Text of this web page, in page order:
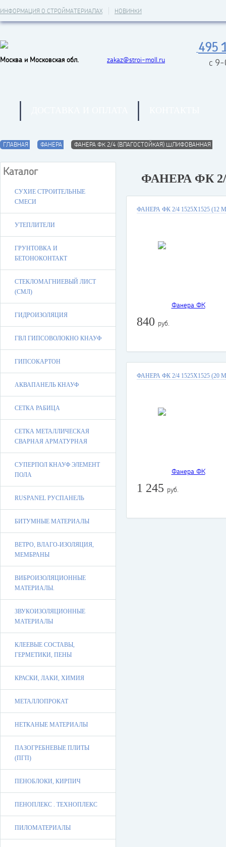
ИНФОРМАЦИЯ О СТРОЙМАТЕРИАЛАХ НОВИНКИ
Москва и Московская обл. zakaz@stroi-moll.ru
495
с
ГЛАВНАЯ ФАНЕРА ФАНЕРА ФК 2/4 (ВЛАГОСТОЙКАЯ) ШЛИФОВАННАЯ
Каталог
СУХИЕ СТРОИТЕЛЬНЫЕ
СМЕСИ
УТЕПЛИТЕЛИ
ГРУНТОВКА И
БЕТОНОКОНТАКТ
СТЕКЛОМАГНИЕВЫЙ ЛИСТ
(СМЛ)
ГИДРОИЗОЛЯЦИЯ
ГВЛ ГИПСОВОЛОКНО КНАУФ
ГИПСОКАРТОН
АКВАПАНЕЛЬ КНАУФ
СЕТКА РАБИЦА
СЕТКА МЕТАЛЛИЧЕСКАЯ
СВАРНАЯ АРМАТУРНАЯ
СУПЕРПОЛ КНАУФ ЭЛЕМЕНТ
ПОЛА
RUSPANEL РУСПАНЕЛЬ
БИТУМНЫЕ МАТЕРИАЛЫ
ВЕТРО, ВЛАГО-ИЗОЛЯЦИЯ,
МЕМБРАНЫ
ВИБРОИЗОЛЯЦИОННЫЕ
МАТЕРИАЛЫ.
ЗВУКОИЗОЛЯЦИОННЫЕ
МАТЕРИАЛЫ
КЛЕЕВЫЕ СОСТАВЫ,
ГЕРМЕТИКИ, ПЕНЫ
КРАСКИ, ЛАКИ, ХИМИЯ
МЕТАЛЛОПРОКАТ
НЕТКАНЫЕ МАТЕРИАЛЫ
ПАЗОГРЕБНЕВЫЕ ПЛИТЫ
(ПГП)
ПЕНОБЛОКИ, КИРПИЧ
ПЕНОПЛЕКС . ТЕХНОПЛЕКС
ПИЛОМАТЕРИАЛЫ
ФАНЕРА ФК
ФАНЕРА ФК 2/4 1525Х1525 (12
840 руб.
ФАНЕРА ФК 2/4 1525Х1525 (20
1 245 руб.